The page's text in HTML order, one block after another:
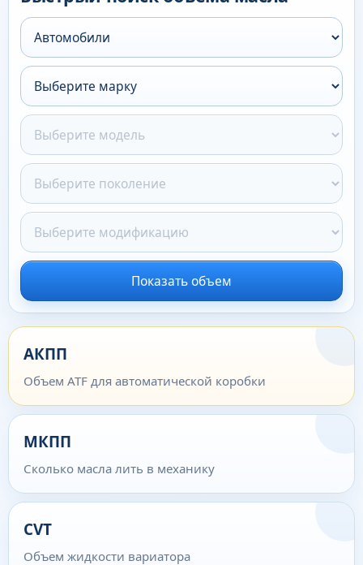
Показать объем
АКПП
Объем ATF для автоматической коробки
МКПП
Сколько масла лить в механику
CVT
Объем жидкости вариатора